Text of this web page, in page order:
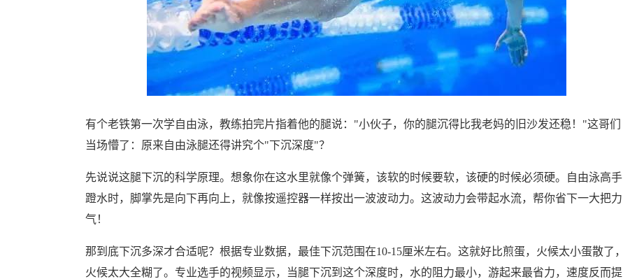
有个老铁第一次学自由泳，教练拍完片指着他的腿说："小伙子，你的腿沉得比我老妈的旧沙发还稳！"这哥们
当场懵了：原来自由泳腿还得讲究个"下沉深度"？
先说说这腿下沉的科学原理。想象你在这水里就像个弹簧，该软的时候要软，该硬的时候必须硬。自由泳高手
蹬水时，脚掌先是向下再向上，就像按遥控器一样按出一波波动力。这波动力会带起水流，帮你省下一大把力
气！
那到底下沉多深才合适呢？根据专业数据，最佳下沉范围在10-15厘米左右。这就好比煎蛋，火候太小蛋散了，
火候太大全糊了。专业选手的视频显示，当腿下沉到这个深度时，水的阻力最小，游起来最省力，速度反而提